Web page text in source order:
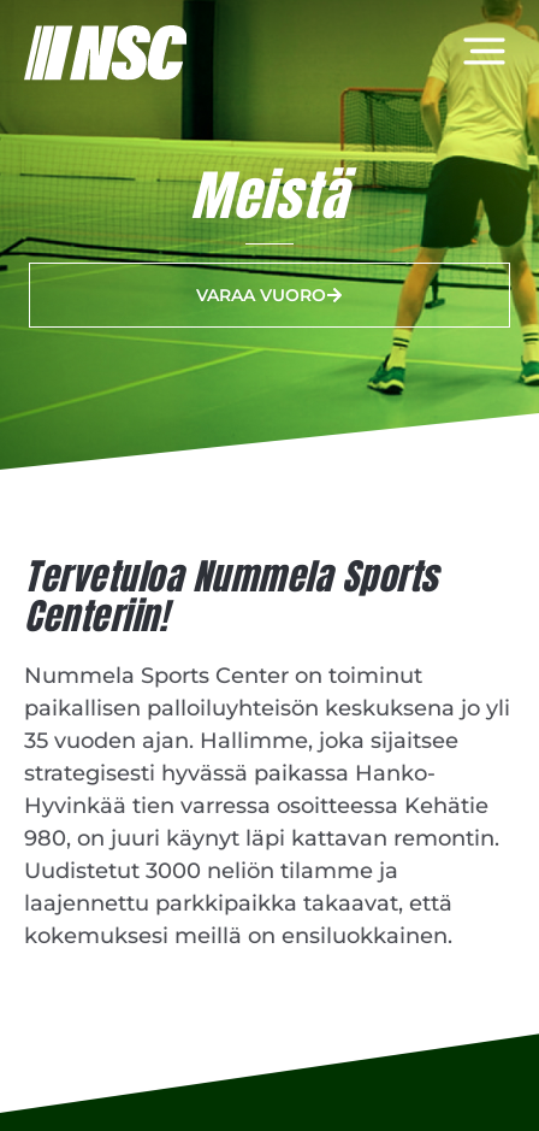
Meistä
VARAA VUORO
Tervetuloa Nummela Sports
Centeriin!
Nummela Sports Center on toiminut
paikallisen palloiluyhteisön keskuksena jo yli
35 vuoden ajan. Hallimme, joka sijaitsee
strategisesti hyvässä paikassa Hanko-
Hyvinkää tien varressa osoitteessa Kehätie
980, on juuri käynyt läpi kattavan remontin.
Uudistetut 3000 neliön tilamme ja
laajennettu parkkipaikka takaavat, että
kokemuksesi meillä on ensiluokkainen.